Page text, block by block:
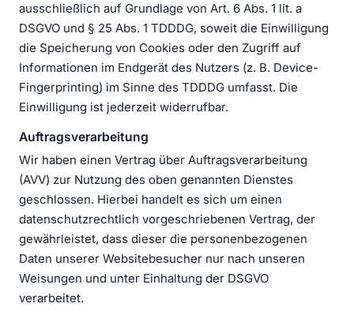
ausschließlich auf Grundlage von Art. 6 Abs. 1 lit. a
DSGVO und § 25 Abs. 1 TDDDG, soweit die Einwilligung
die Speicherung von Cookies oder den Zugriff auf
Informationen im Endgerät des Nutzers (z. B. Device-
Fingerprinting) im Sinne des TDDDG umfasst. Die
Einwilligung ist jederzeit widerrufbar.
Auftragsverarbeitung
Wir haben einen Vertrag über Auftragsverarbeitung
(AVV) zur Nutzung des oben genannten Dienstes
geschlossen. Hierbei handelt es sich um einen
datenschutzrechtlich vorgeschriebenen Vertrag, der
gewährleistet, dass dieser die personenbezogenen
Daten unserer Websitebesucher nur nach unseren
Weisungen und unter Einhaltung der DSGVO
verarbeitet.